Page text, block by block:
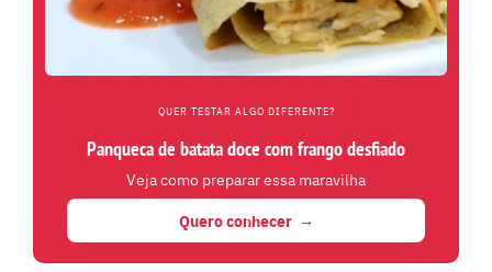
QUER TESTAR ALGO DIFERENTE?
Panqueca de batata doce com frango desfiado
Veja como preparar essa maravilha
Quero conhecer